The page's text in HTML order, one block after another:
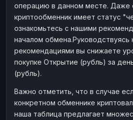
операцию в данном месте. Даже
криптообменник имеет статус
ознакомьтесь с нашими
началом обмена.Руководствуясь
рекомендациями вы снижаете
покупке Открытие (рубль) за
(рубль).
Важно отметить, что в случае
конкретном обменнике
наша таблица предлагает